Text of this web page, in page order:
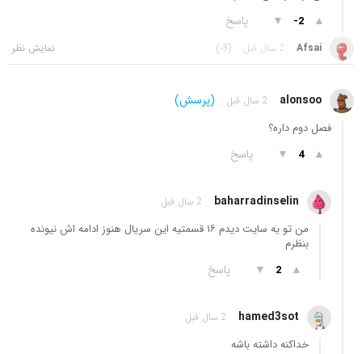
▲
-2
▼ پاسخ
Afsai 2 سال قبل (-3)
alonsoo 2 سال قبل (پرسش)
فصل دوم داره؟
▲
4
▼ پاسخ
baharradinselin 2 سال قبل
من تو یه سایت دیدم ۱۶ قسمتیه این سریال هنوز ادامه اش نیونده
بنظرم
▲
2
▼ پاسخ
hamed3sot 2 سال قبل
خداکنه داشته باشه